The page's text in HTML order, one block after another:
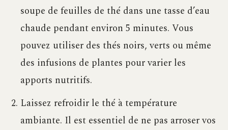
soupe de feuilles de thé dans une tasse d’eau
chaude pendant environ 5 minutes. Vous
pouvez utiliser des thés noirs, verts ou même
des infusions de plantes pour varier les
apports nutritifs.
Laissez refroidir le thé à température
ambiante. Il est essentiel de ne pas arroser vos